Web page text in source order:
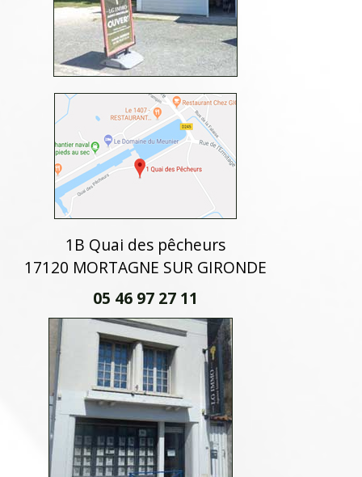
1B Quai des pêcheurs
17120 MORTAGNE SUR GIRONDE
05 46 97 27 11